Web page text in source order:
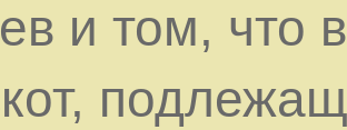
и том, что